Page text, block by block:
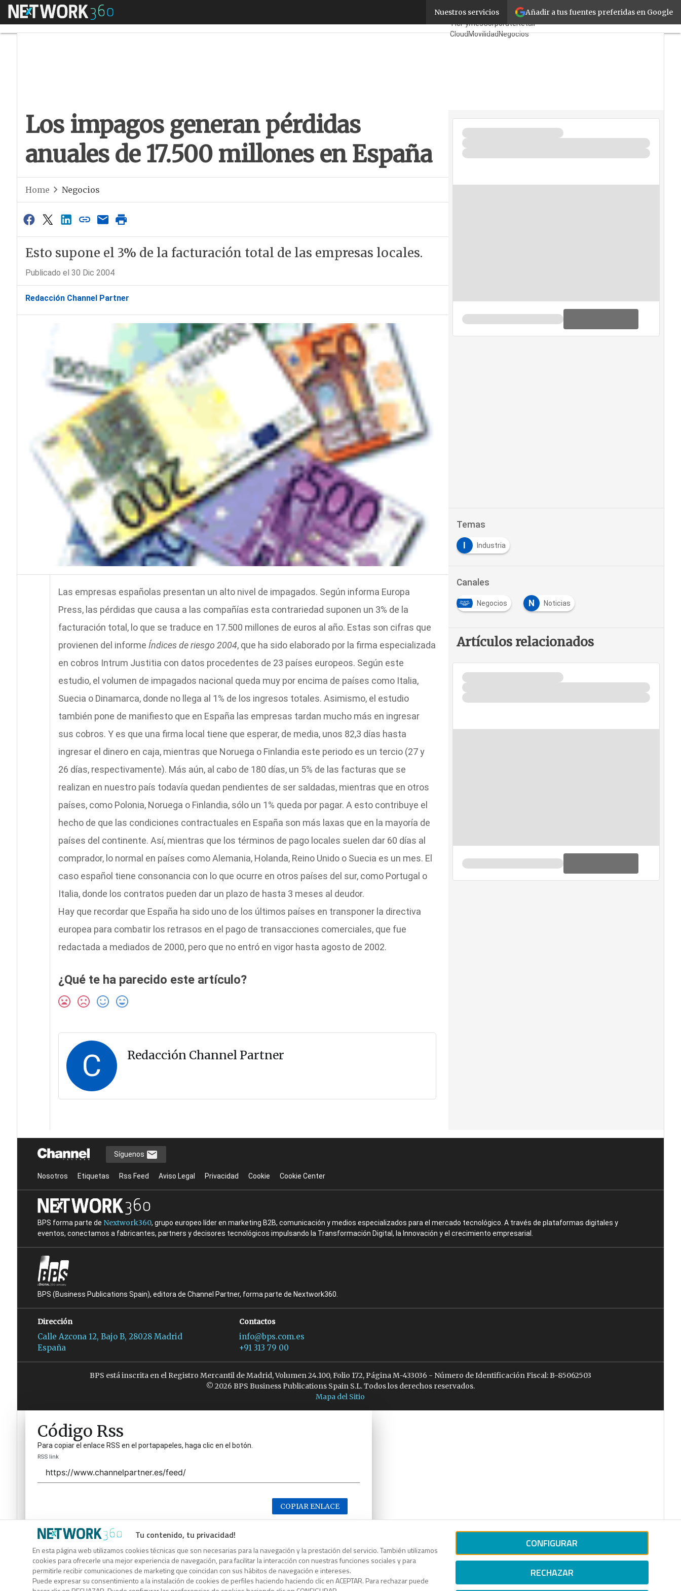
Añadir a tus fuentes preferidas en Google
Nuestros servicios
Menú Los impagos generan pérdidas anuales de 17.500 millones en EspañaFabricantesMayoristas
TicPymesCorporateRetail
CloudMovilidadNegocios
Los impagos generan pérdidas
anuales de 17.500 millones en España
Home Negocios
Esto supone el 3% de la facturación total de las empresas locales.
Publicado el 30 Dic 2004
Redacción Channel Partner
Las empresas españolas presentan un alto nivel de impagados. Según informa Europa
Press, las pérdidas que causa a las compañías esta contrariedad suponen un 3% de la
facturación total, lo que se traduce en 17.500 millones de euros al año. Estas son cifras que
provienen del informe Índices de riesgo 2004, que ha sido elaborado por la firma especializada
en cobros Intrum Justitia con datos procedentes de 23 países europeos. Según este
estudio, el volumen de impagados nacional queda muy por encima de países como Italia,
Suecia o Dinamarca, donde no llega al 1% de los ingresos totales. Asimismo, el estudio
también pone de manifiesto que en España las empresas tardan mucho más en ingresar
sus cobros. Y es que una firma local tiene que esperar, de media, unos 82,3 días hasta
ingresar el dinero en caja, mientras que Noruega o Finlandia este periodo es un tercio (27 y
26 días, respectivamente). Más aún, al cabo de 180 días, un 5% de las facturas que se
realizan en nuestro país todavía quedan pendientes de ser saldadas, mientras que en otros
países, como Polonia, Noruega o Finlandia, sólo un 1% queda por pagar. A esto contribuye el
hecho de que las condiciones contractuales en España son más laxas que en la mayoría de
países del continente. Así, mientras que los términos de pago locales suelen dar 60 días al
comprador, lo normal en países como Alemania, Holanda, Reino Unido o Suecia es un mes. El
caso español tiene consonancia con lo que ocurre en otros países del sur, como Portugal o
Italia, donde los contratos pueden dar un plazo de hasta 3 meses al deudor.
Hay que recordar que España ha sido uno de los últimos países en transponer la directiva
europea para combatir los retrasos en el pago de transacciones comerciales, que fue
redactada a mediados de 2000, pero que no entró en vigor hasta agosto de 2002.
¿Qué te ha parecido este artículo?
C Redacción Channel Partner
Temas
Industria
Canales
Negocios N Noticias
Artículos relacionados
Tu contenido, tu privacidad!
En esta página web utilizamos cookies técnicas que son necesarias para la navegación y la prestación del servicio. También utilizamos
cookies para ofrecerle una mejor experiencia de navegación, para facilitar la interacción con nuestras funciones sociales y para
permitirle recibir comunicaciones de marketing que coincidan con sus hábitos de navegación e intereses.
Puede expresar su consentimiento a la instalación de cookies de perfiles haciendo haciendo clic en ACEPTAR. Para rechazar puede
CONFIGURAR
RECHAZAR
Síguenos
Nosotros Etiquetas Rss Feed Aviso Legal Privacidad Cookie Cookie Center
BPS forma parte de Nextwork360, grupo europeo líder en marketing B2B, comunicación y medios especializados para el mercado tecnológico. A través de plataformas digitales y
eventos, conectamos a fabricantes, partners y decisores tecnológicos impulsando la Transformación Digital, la Innovación y el crecimiento empresarial.
BPS (Business Publications Spain), editora de Channel Partner, forma parte de Nextwork360.
Dirección
Calle Azcona 12, Bajo B, 28028 Madrid
España
Contactos
info@bps.com.es
+91 313 79 00
BPS está inscrita en el Registro Mercantil de Madrid, Volumen 24.100, Folio 172, Página M-433036 - Número de Identificación Fiscal: B-85062503
© 2026 BPS Business Publications Spain S.L. Todos los derechos reservados.
Mapa del Sitio
Código Rss
Para copiar el enlace RSS en el portapapeles, haga clic en el botón.
RSS link
COPIAR ENLACE
Código Rss
Para copiar el enlace RSS en el portapapeles, haga clic en el botón.